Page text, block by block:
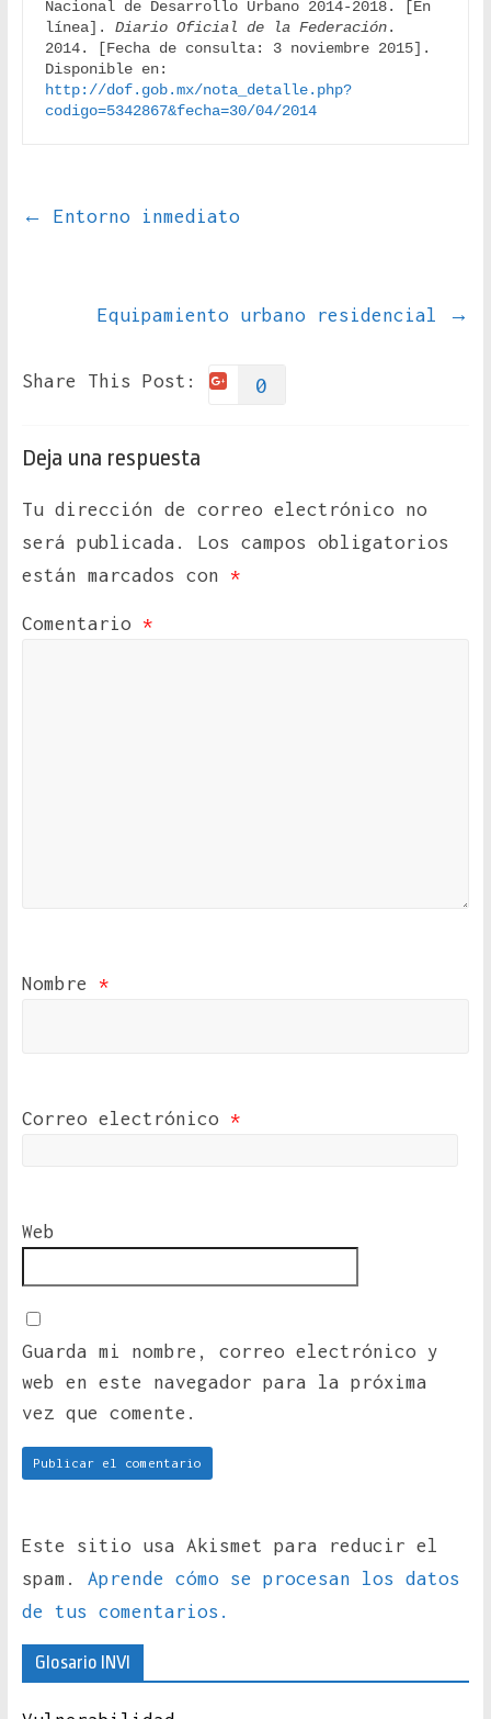
Nacional de Desarrollo Urbano 2014-2018. [En
línea]. Diario Oficial de la Federación.
2014. [Fecha de consulta: 3 noviembre 2015].
http://dof.gob.mx/nota_detalle.php?
codigo=5342867&fecha=30/04/2014
← Entorno inmediato
Equipamiento urbano residencial →
Share This Post: 0
Deja una respuesta
Tu dirección de correo electrónico no
será publicada.
Los campos obligatorios
están marcados con *
Comentario *
Nombre *
Correo electrónico *
Web
Guarda mi nombre, correo electrónico y
web en este navegador para la próxima
vez que comente.
Este sitio usa Akismet para reducir el
spam. Aprende cómo se procesan los datos
de tus comentarios.
Glosario INVI